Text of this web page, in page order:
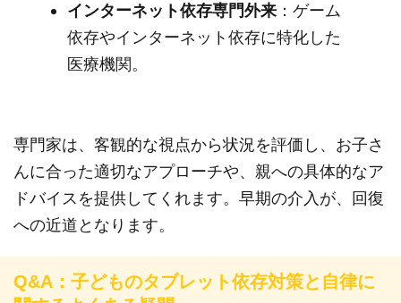
インターネット依存専門外来 ：ゲーム
依存やインターネット依存に特化した
医療機関。
専門家は、客観的な視点から状況を評価し、お子さ
んに合った適切なアプローチや、親への具体的なア
ドバイスを提供してくれます。早期の介入が、回復
への近道となります。
Q&A：子どものタブレット依存対策と自律に